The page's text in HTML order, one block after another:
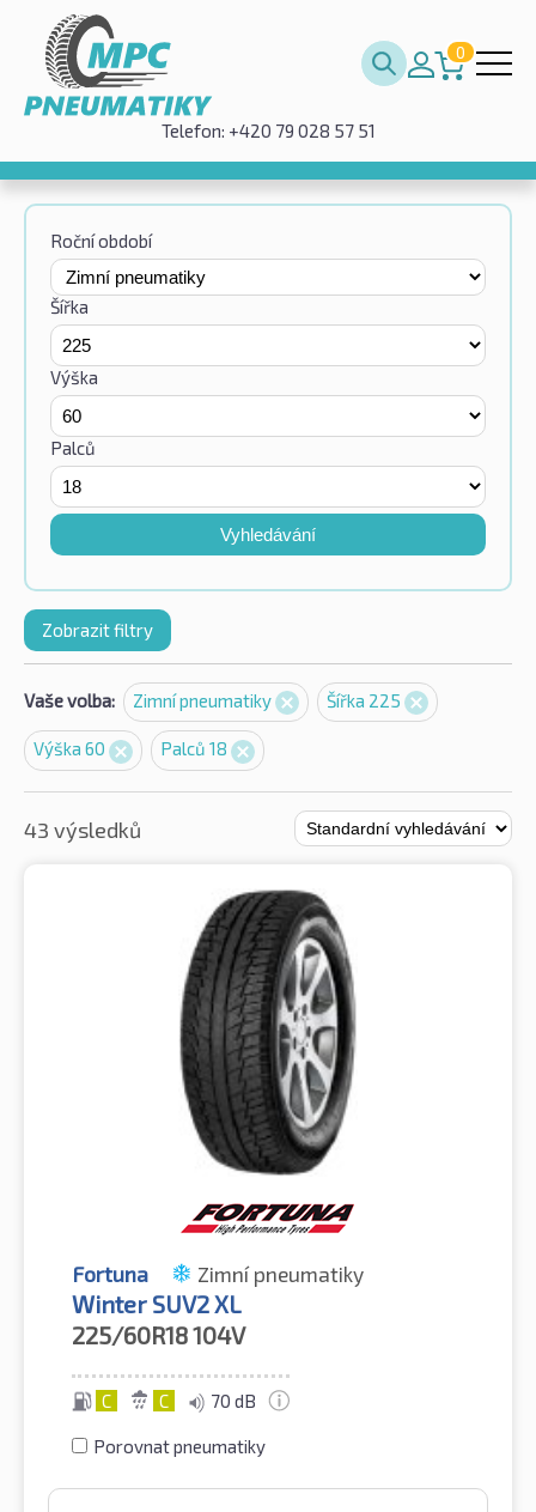
0
Telefon: +420 79 028 57 51
Roční období
Šířka
Výška
Palců
Vyhledávání
Zobrazit filtry
Vaše volba: Zimní pneumatiky Šířka 225
Výška 60 Palců 18
43 výsledků
Fortuna Zimní pneumatiky
Winter SUV2 XL
225/60R18104V
C C 70 dB
Porovnat pneumatiky